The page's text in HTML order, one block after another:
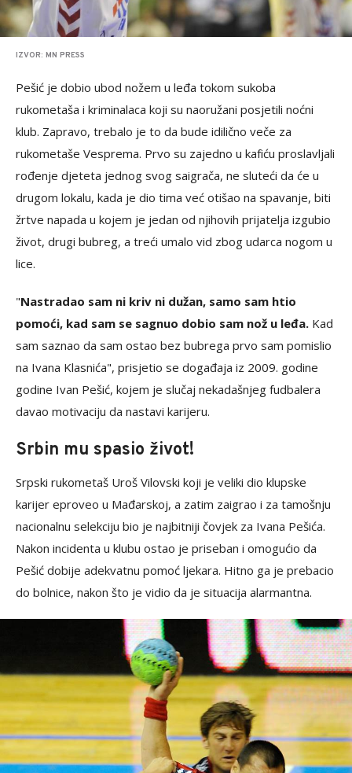
IZVOR: MN PRESS
Pešić je dobio ubod nožem u leđa tokom sukoba
rukometaša i kriminalaca koji su naoružani posjetili noćni
klub. Zapravo, trebalo je to da bude idilično veče za
rukometaše Vesprema. Prvo su zajedno u kafiću proslavljali
rođenje djeteta jednog svog saigrača, ne sluteći da će u
drugom lokalu, kada je dio tima već otišao na spavanje, biti
žrtve napada u kojem je jedan od njihovih prijatelja izgubio
život, drugi bubreg, a treći umalo vid zbog udarca nogom u
lice.
"Nastradao sam ni kriv ni dužan, samo sam htio
pomoći, kad sam se sagnuo dobio sam nož u leđa. Kad
sam saznao da sam ostao bez bubrega prvo sam pomislio
na Ivana Klasnića", prisjetio se događaja iz 2009. godine
godine Ivan Pešić, kojem je slučaj nekadašnjeg fudbalera
davao motivaciju da nastavi karijeru.
Srbin mu spasio život!
Srpski rukometaš Uroš Vilovski koji je veliki dio klupske
karijer eproveo u Mađarskoj, a zatim zaigrao i za tamošnju
nacionalnu selekciju bio je najbitniji čovjek za Ivana Pešića.
Nakon incidenta u klubu ostao je priseban i omogućio da
Pešić dobije adekvatnu pomoć ljekara. Hitno ga je prebacio
do bolnice, nakon što je vidio da je situacija alarmantna.